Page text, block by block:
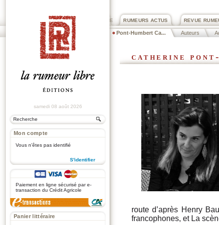
REVUE
RUMEURS ACTUS
PRIX ROGER DEXTRE
Pont-Humbert Ca... Auteurs
samedi 08 août 2026
Mon compte
Vous n'êtes pas identifié
S'identifier
Paiement en ligne sécurisé par e-
transaction du Crédit Agricole
Panier littéraire
catherine
route d’après Henry
francophones, et La